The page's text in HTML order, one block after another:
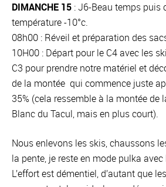
DIMANCHE 15 : J6-Beau temps puis
température -10°c.
08h00 : Réveil et préparation des
10H00 : Départ pour le C4 avec les
C3 pour prendre notre matériel et
de la montée qui commence juste
35% (cela ressemble à la montée de
Blanc du Tacul, mais en plus court).
Nous enlevons les skis, chaussons
la pente, je reste en mode pulka
L’effort est démentiel, d’autant que